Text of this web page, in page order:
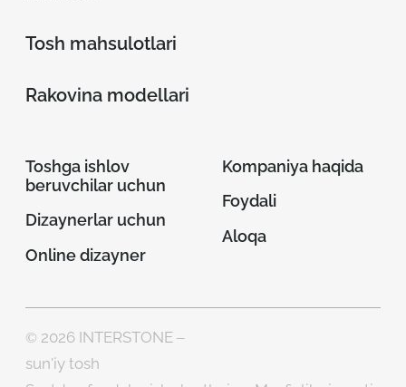
Tosh mahsulotlari
Rakovina modellari
Toshga ishlov
beruvchilar uchun
Dizaynerlar uchun
Online dizayner
Kompaniya haqida
Foydali
Aloqa
© 2026 INTERSTONE –
sun'iy tosh